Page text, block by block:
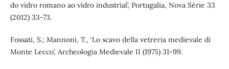
do vidro romano ao vidro industrial’, Portugalia, Nova Série 33
(2012) 33-73.
Fossati, S.; Mannoni, T., ‘Lo scavo della vetreria medievale di
Monte Lecco’, Archeologia Medievale II (1975) 31-99.